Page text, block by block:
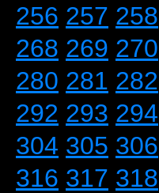
256 257 258
268 269 270
280 281 282
292 293 294
304 305 306
316 317 318